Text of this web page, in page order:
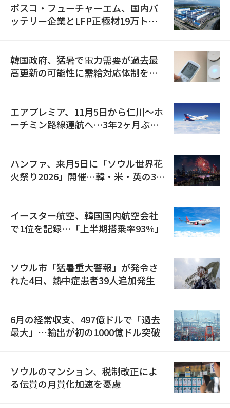
ポスコ・フューチャーエム、国内バ
ッテリー企業とLFP正極材19万トン
韓国政府、猛暑で電力需要が過去最
高更新の可能性に需給対応体制を点
エアプレミア、11月5日から仁川〜ホ
ーチミン路線運航へ…3年2ヶ月ぶり
ハンファ、来月5日に「ソウル世界花
火祭り2026」開催…韓・米・英の3カ
イースター航空、韓国国内航空会社
で1位を記録…「上半期搭乗率93%」
ソウル市「猛暑重大警報」が発令さ
れた4日、熱中症患者39人追加発生
6月の経常収支、497億ドルで「過去
最大」…輸出が初の1000億ドル突破
ソウルのマンション、税制改正によ
る伝貰の月貰化加速を憂慮